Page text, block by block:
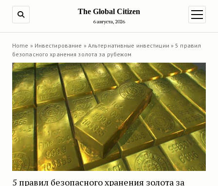
The Global Citizen
6 августа, 2026
Home » Инвестирование » Альтернативные инвестиции » 5 правил
безопасного хранения золота за рубежом
5 правил безопасного хранения золота за